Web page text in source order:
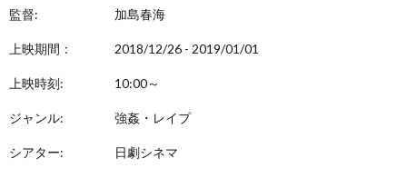
監督: 加島春海
上映期間： 2018/12/26 - 2019/01/01
上映時刻: 10:00～
ジャンル: 強姦・レイプ
シアター: 日劇シネマ